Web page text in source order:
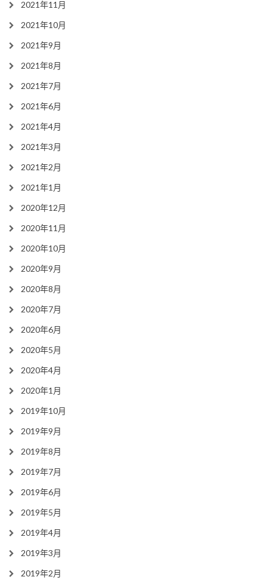
2021年11月
2021年10月
2021年9月
2021年8月
2021年7月
2021年6月
2021年4月
2021年3月
2021年2月
2021年1月
2020年12月
2020年11月
2020年10月
2020年9月
2020年8月
2020年7月
2020年6月
2020年5月
2020年4月
2020年1月
2019年10月
2019年9月
2019年8月
2019年7月
2019年6月
2019年5月
2019年4月
2019年3月
2019年2月